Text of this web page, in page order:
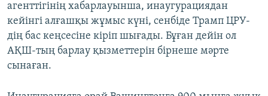
агенттігінің хабарлауынша, инаугурациядан
кейінгі алғашқы жұмыс күні, сенбіде Трамп ЦРУ-
дің бас кеңсесіне кіріп шығады. Бұған дейін ол
АҚШ-тың барлау қызметтерін бірнеше мәрте
сынаған.